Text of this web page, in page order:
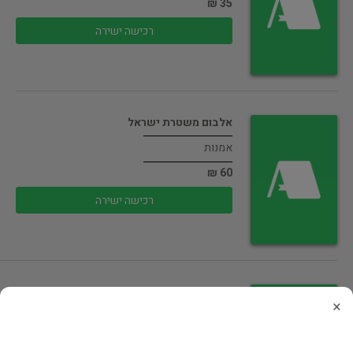
35 ₪
רכישה ישירה
אלבום משטרת ישראל
אמנות
60 ₪
רכישה ישירה
מדיטציה
×